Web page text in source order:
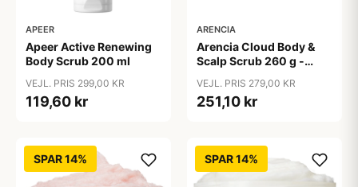
APEER
Apeer Active Renewing
Body Scrub 200 ml
VEJL. PRIS 299,00 KR
119,60 kr
ARENCIA
Arencia Cloud Body &
Scalp Scrub 260 g -
VEJL. PRIS 279,00 KR
251,10 kr
SPAR 14% SPAR 14%